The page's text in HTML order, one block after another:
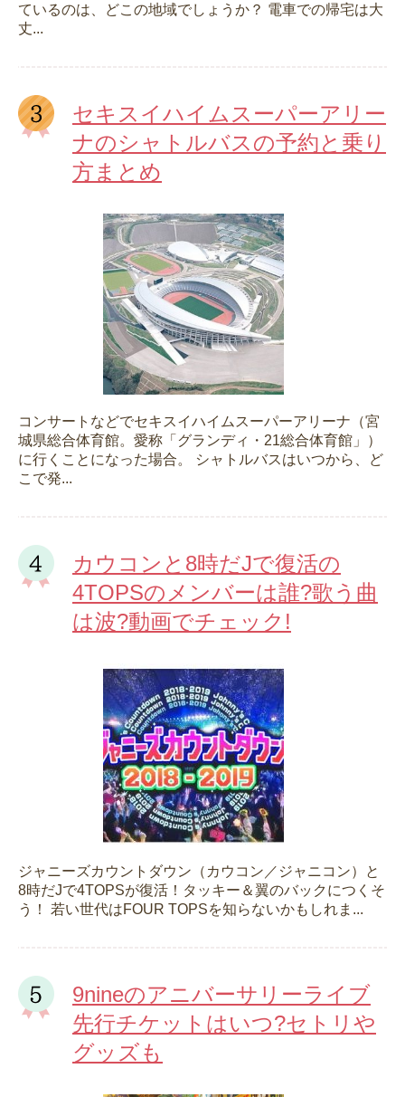
ているのは、どこの地域でしょうか？ 電車での帰宅は大
丈...
セキスイハイムスーパーアリー
ナのシャトルバスの予約と乗り
方まとめ
コンサートなどでセキスイハイムスーパーアリーナ（宮
城県総合体育館。愛称「グランディ・21総合体育館」）
に行くことになった場合。 シャトルバスはいつから、ど
こで発...
カウコンと8時だJで復活の
4TOPSのメンバーは誰?歌う曲
は波?動画でチェック!
ジャニーズカウントダウン（カウコン／ジャニコン）と
8時だJで4TOPSが復活！タッキー＆翼のバックにつくそ
う！ 若い世代はFOUR TOPSを知らないかもしれま...
9nineのアニバーサリーライブ
先行チケットはいつ?セトリや
グッズも